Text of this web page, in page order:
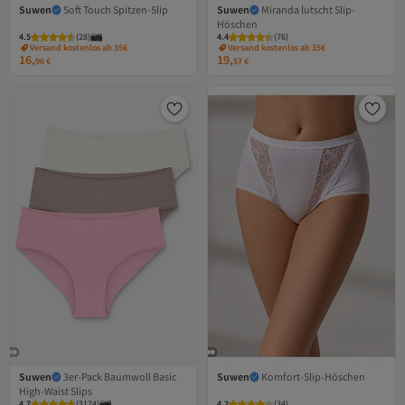
Suwen Soft Touch Spitzen-Slip
4.5 (28)
Versand kostenlos ab 35€
16,96€
Suwen
Miranda lutscht Slip-
Höschen
4.4 (76)
Versand kostenlos ab 35€
19,57€
Suwen
3er-Pack Baumwoll Basic
High-Waist Slips
Suwen Komfort-Slip-Höschen